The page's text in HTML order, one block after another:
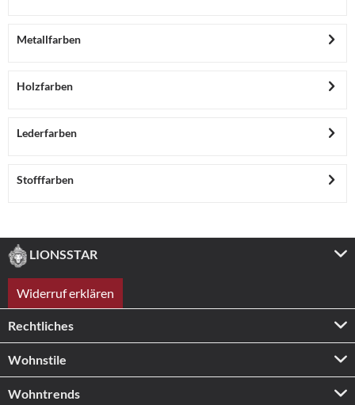
Metallfarben
Holzfarben
Lederfarben
Stofffarben
LIONSSTAR
Widerruf erklären
Rechtliches
Wohnstile
Wohntrends